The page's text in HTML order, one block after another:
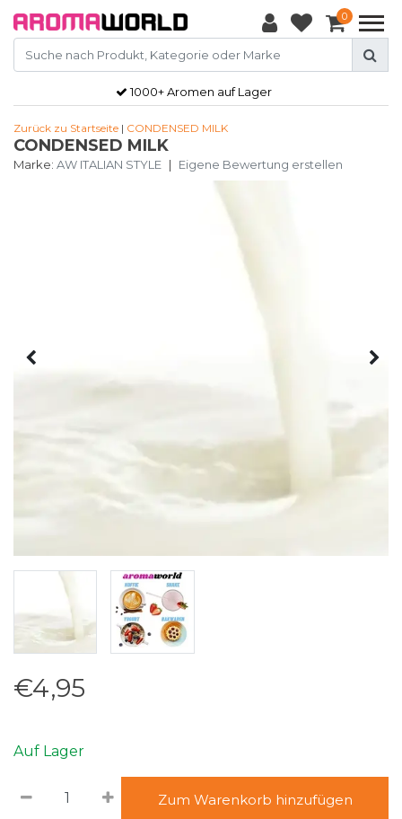
0
1000+ Aromen auf Lager
Zurück zu Startseite | CONDENSED MILK
CONDENSED MILK
Marke: AW ITALIAN STYLE | Eigene Bewertung erstellen
€4,95
Auf Lager
Zum Warenkorb hinzufügen